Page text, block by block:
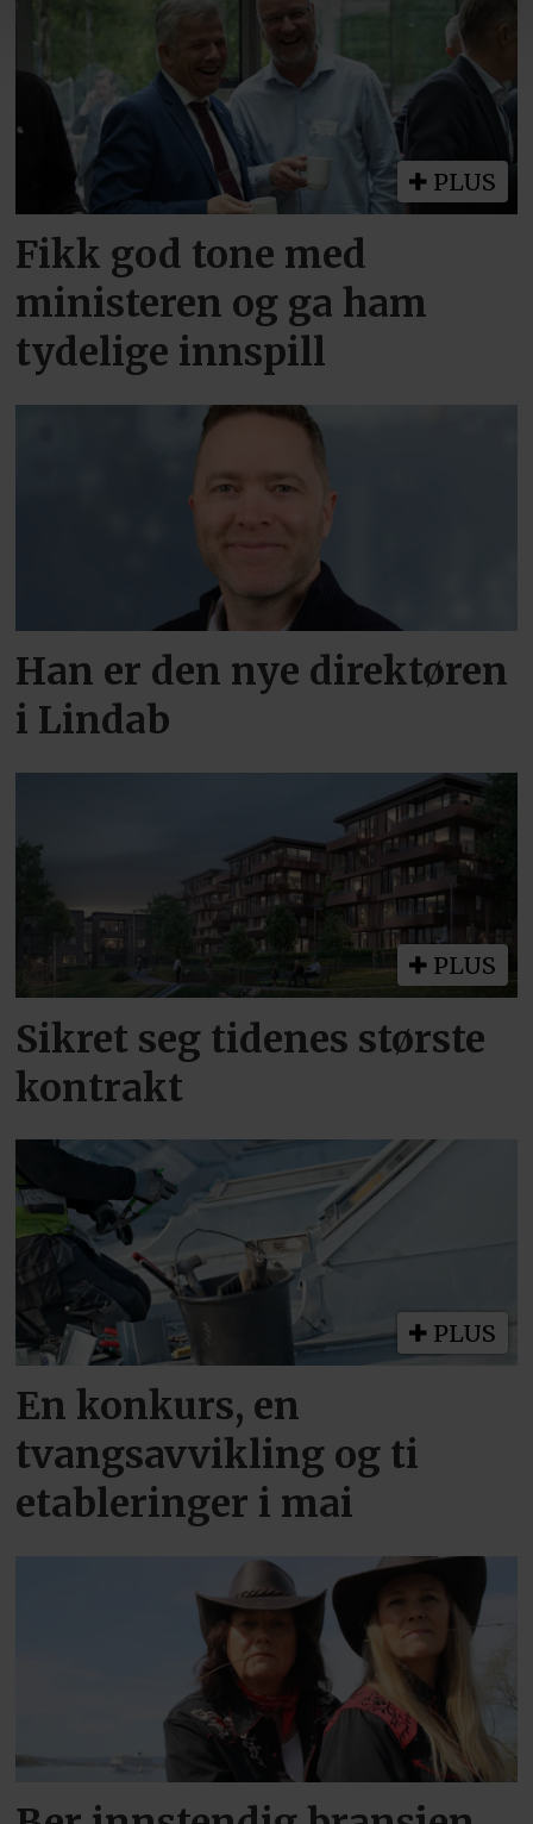
PLUS
Fikk god tone med
ministeren og ga ham
tydelige innspill
Han er den nye direktøren
i Lindab
PLUS
Sikret seg tidenes største
kontrakt
PLUS
En konkurs, en
tvangsavvikling og ti
etableringer i mai